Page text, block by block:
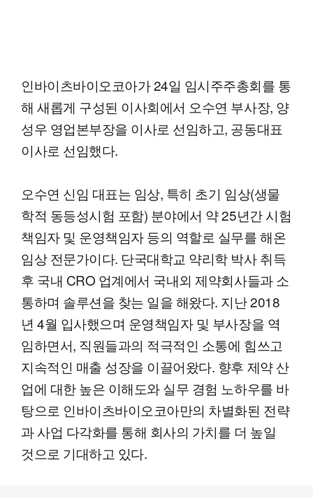
인바이츠바이오코아가 24일 임시주주총회를 통
해 새롭게 구성된 이사회에서 오수연 부사장, 양
성우 영업본부장을 이사로 선임하고, 공동대표
이사로 선임했다.
오수연 신임 대표는 임상, 특히 초기 임상(생물
학적 동등성시험 포함) 분야에서 약 25년간 시험
책임자 및 운영책임자 등의 역할로 실무를 해온
임상 전문가이다. 단국대학교 약리학 박사 취득
후 국내 CRO 업계에서 국내외 제약회사들과 소
통하며 솔루션을 찾는 일을 해왔다. 지난 2018
년 4월 입사했으며 운영책임자 및 부사장을 역
임하면서, 직원들과의 적극적인 소통에 힘쓰고
지속적인 매출 성장을 이끌어왔다. 향후 제약 산
업에 대한 높은 이해도와 실무 경험 노하우를 바
탕으로 인바이츠바이오코아만의 차별화된 전략
과 사업 다각화를 통해 회사의 가치를 더 높일
것으로 기대하고 있다.